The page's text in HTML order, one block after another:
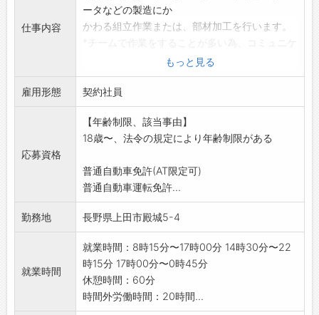
仕事内容
ータなどの製造にか
かわる組立作業または、部材加工を行います。
りとれる方を希望いたします。
※夜勤のできる方を希望いたします。
※異業種からの未経験者の方も歓迎いたしま
す。
変更範囲:変更なし
もっと見る
雇用形態 契約社員
応募資格
【年齢制限、該当事由】
18歳〜、法令の規定により年齢制限がある
普通自動車免許(AT限定可)
普通自動車運転免許...
勤務地 長野県上田市殿城5-4
就業時間
就業時間：8時15分〜17時00分 14時30分〜22
時15分 17時00分〜0時45分
休憩時間：60分
時間外労働時間：20時間...